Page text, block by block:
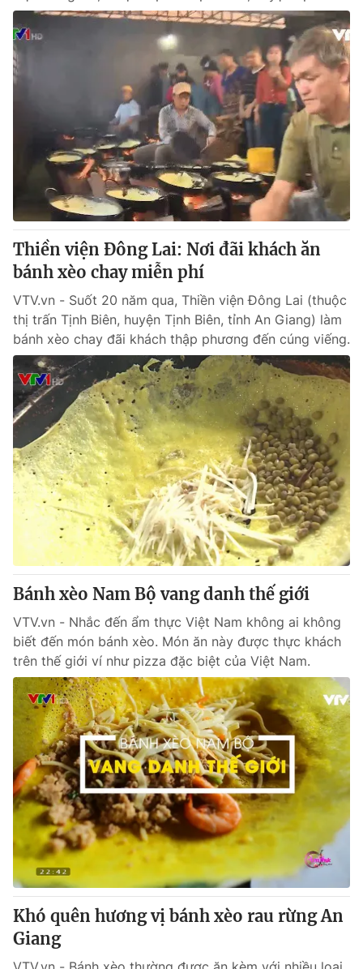
Thiền viện Đông Lai: Nơi đãi khách ăn
bánh xèo chay miễn phí
VTV.vn - Suốt 20 năm qua, Thiền viện Đông Lai (thuộc
thị trấn Tịnh Biên, huyện Tịnh Biên, tỉnh An Giang) làm
bánh xèo chay đãi khách thập phương đến cúng viếng.
Bánh xèo Nam Bộ vang danh thế giới
VTV.vn - Nhắc đến ẩm thực Việt Nam không ai không
biết đến món bánh xèo. Món ăn này được thực khách
trên thế giới ví như pizza đặc biệt của Việt Nam.
Khó quên hương vị bánh xèo rau rừng An
Giang